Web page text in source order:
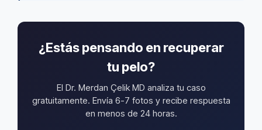
¿Estás pensando en recuperar
tu pelo?
El Dr. Merdan Çelik MD analiza tu caso
gratuitamente. Envía 6-7 fotos y recibe respuesta
en menos de 24 horas.